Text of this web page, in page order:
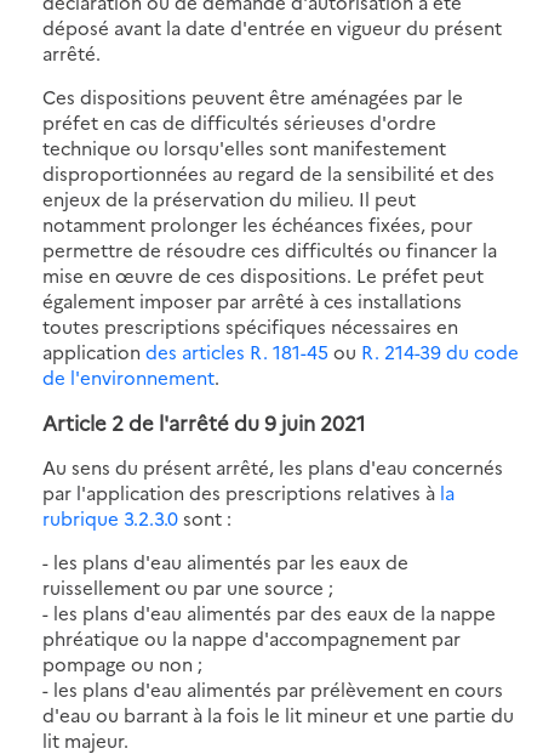
déposé avant la date d'entrée en vigueur du présent
arrêté.
Ces dispositions peuvent être aménagées par le
préfet en cas de difficultés sérieuses d'ordre
technique ou lorsqu'elles sont manifestement
disproportionnées au regard de la sensibilité et des
enjeux de la préservation du milieu. Il peut
notamment prolonger les échéances fixées, pour
permettre de résoudre ces difficultés ou financer la
mise en œuvre de ces dispositions. Le préfet peut
également imposer par arrêté à ces installations
toutes prescriptions spécifiques nécessaires en
application des articles R. 181-45 ou R. 214-39 du code
de l'environnement.
Article 2 de l'arrêté du 9 juin 2021
Au sens du présent arrêté, les plans d'eau concernés
par l'application des prescriptions relatives à la
rubrique 3.2.3.0sont :
- les plans d'eau alimentés par les eaux de
ruissellement ou par une source ;
- les plans d'eau alimentés par des eaux de la nappe
phréatique ou la nappe d'accompagnement par
pompage ou non ;
- les plans d'eau alimentés par prélèvement en cours
d'eau ou barrant à la fois le lit mineur et une partie du
lit majeur.